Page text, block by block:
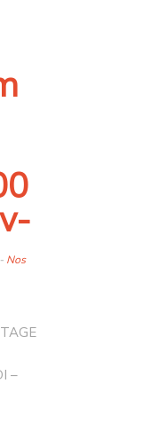
Nos
–